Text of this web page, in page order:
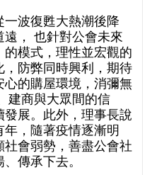
波復甦⼤熱潮後降
， 也針對公會未來
模式，理性並宏觀的
防弊同時興利，期待
的購屋環境，消彌無
建商與⼤眾間的信
展。此外，理事長說
，隨著疫情逐漸明
會弱勢，善盡公會社
傳承下去。